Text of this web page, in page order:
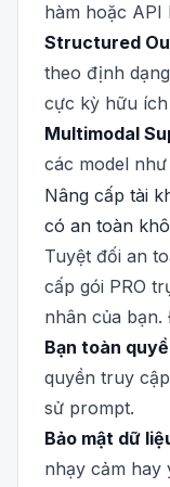
hàm hoặc API
Structured
theo định
cực kỳ hữu
Multimodal
các model như
Nâng cấp tài
có an toàn
Tuyệt đối an
cấp gói PRO
nhân của bạn.
Bạn toàn
quyền truy
sử prompt.
Bảo mật dữ
nhạy cảm hay